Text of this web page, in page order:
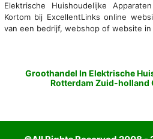
Elektrische Huishoudelijke
Kortom bij ExcellentLinks online
van een bedrijf, webshop of website
Groothandel In Elektrische
Rotterdam Zuid-holland